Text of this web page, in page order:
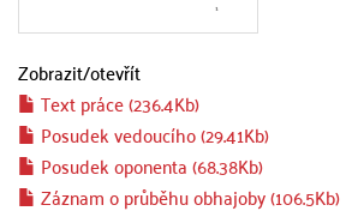
Zobrazit/otevřít
Text práce (236.4Kb)
Posudek vedoucího (29.41Kb)
Posudek oponenta (68.38Kb)
Záznam o průběhu obhajoby (106.5Kb)